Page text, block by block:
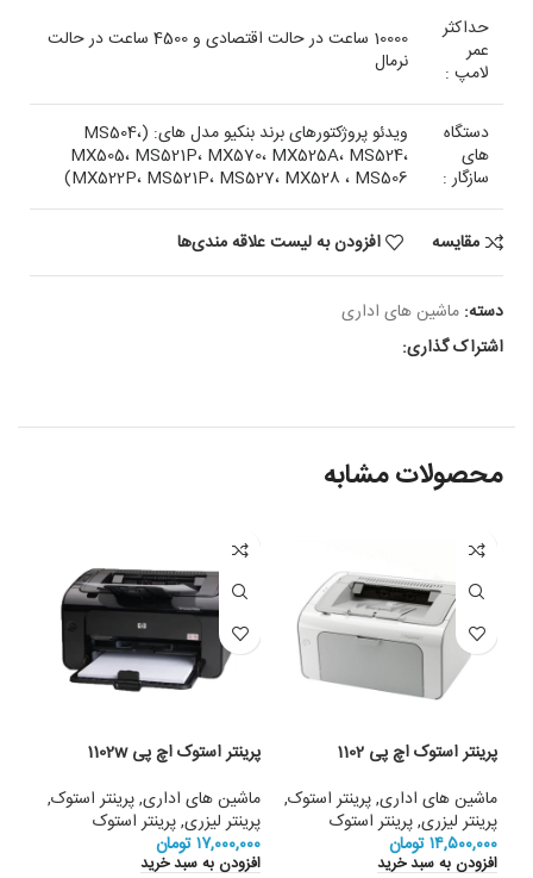
حداکثر
عمر
لامپ :
10000 ساعت در حالت اقتصادی و 4500 ساعت در حالت
نرمال
دستگاه
های
سازگار :
ویدئو پروژکتورهای برند بنکیو مدل های: (MS504،
MX505، MS521P، MX570، MX525A، MS524،
MX522P، MS521P، MS527، MX528 ، MS506)
مقایسه افزودن به لیست علاقه مندی‌ها
دسته: ماشین های اداری
اشتراک گذاری:
محصولات مشابه
پرینتر استوک اچ پی 1102
ماشین های اداری,پرینتر استوک,
پرینتر لیزری,پرینتر استوک
۱۴,۵۰۰,۰۰۰تومان
افزودن به سبد خرید
پرینتر استوک اچ پی 1102w
ماشین های اداری,پرینتر استوک,
پرینتر لیزری,پرینتر استوک
۱۷,۰۰۰,۰۰۰تومان
افزودن به سبد خرید